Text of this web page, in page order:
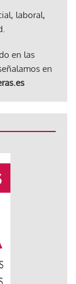
laboral,
en las
en